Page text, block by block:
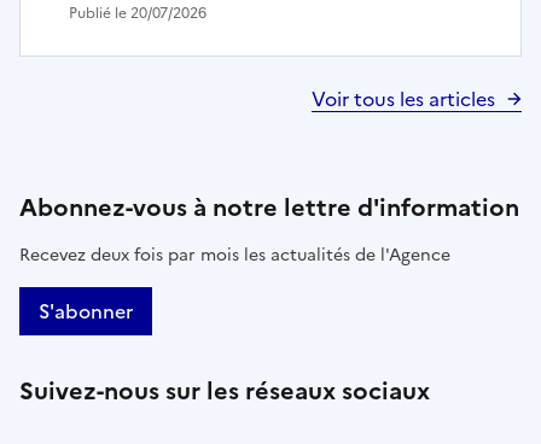
Publié le 20/07/2026
Voir tous les articles
Abonnez-vous à notre lettre d'information
Recevez deux fois par mois les actualités de l'Agence
S'abonner
Suivez-nous sur les réseaux sociaux